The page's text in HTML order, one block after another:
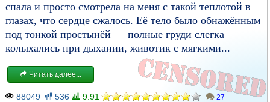
спала и просто смотрела на меня с такой теплотой в
глазах, что сердце сжалось. Её тело было обнажённым
под тонкой простынёй — полные груди слегка
колыхались при дыхании, животик с мягкими...
Читать далее...
88049 536 9.91 27